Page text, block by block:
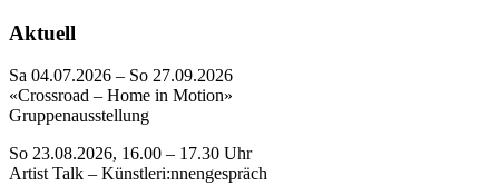
Aktuell
Sa 04.07.2026 – So 27.09.2026
«Crossroad – Home in Motion»
Gruppenausstellung
So 23.08.2026, 16.00 – 17.30 Uhr
Artist Talk – Künstleri:nnengespräch